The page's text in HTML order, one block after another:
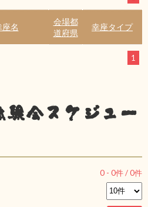
座名
会場都
道府県
幸座タイプ
1
験会スケジュー
0 - 0件 /0件